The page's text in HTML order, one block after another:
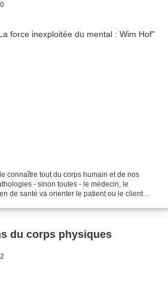
connaître tout du corps humain et de nos
- sinon toutes - le médecin, le
de santé va orienter le patient ou le client
du corps physiques